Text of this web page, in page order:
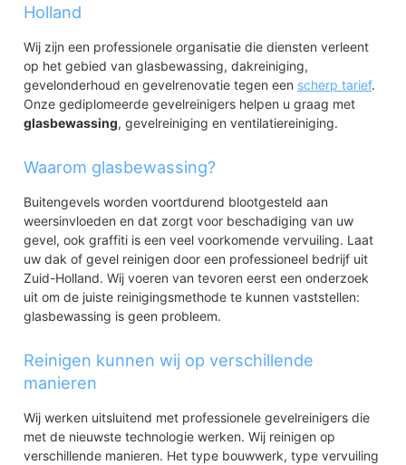
Holland
Wij zijn een professionele organisatie die diensten verleent
op het gebied van glasbewassing, dakreiniging,
gevelonderhoud en gevelrenovatie tegen een scherp tarief.
Onze gediplomeerde gevelreinigers helpen u graag met
glasbewassing, gevelreiniging en ventilatiereiniging.
Waarom glasbewassing?
Buitengevels worden voortdurend blootgesteld aan
weersinvloeden en dat zorgt voor beschadiging van uw
gevel, ook graffiti is een veel voorkomende vervuiling. Laat
uw dak of gevel reinigen door een professioneel bedrijf uit
Zuid-Holland. Wij voeren van tevoren eerst een onderzoek
uit om de juiste reinigingsmethode te kunnen vaststellen:
glasbewassing is geen probleem.
Reinigen kunnen wij op verschillende
manieren
Wij werken uitsluitend met professionele gevelreinigers die
met de nieuwste technologie werken. Wij reinigen op
verschillende manieren. Het type bouwwerk, type vervuiling